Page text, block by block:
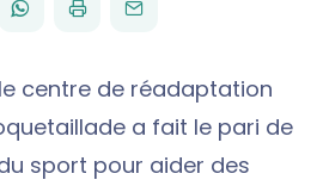
PARTAGER
WHATSAPP
IMPRIMERENVOYER
PAR
EMAIL
centre de réadaptation
a fait le pari de
sport pour aider des